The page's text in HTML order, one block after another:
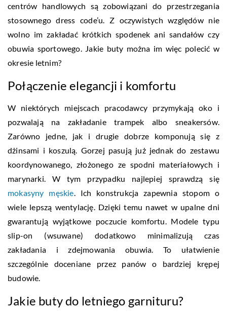
centrów handlowych są zobowiązani do przestrzegania
stosownego dress code’u. Z oczywistych względów nie
wolno im zakładać krótkich spodenek ani sandałów czy
obuwia sportowego. Jakie buty można im więc polecić w
okresie letnim?
Połączenie elegancji i komfortu
W niektórych miejscach pracodawcy przymykają oko i
pozwalają na zakładanie trampek albo sneakersów.
Zarówno jedne, jak i drugie dobrze komponują się z
dżinsami i koszulą. Gorzej pasują już jednak do zestawu
koordynowanego, złożonego ze spodni materiałowych i
marynarki. W tym przypadku najlepiej sprawdzą się
mokasyny męskie . Ich konstrukcja zapewnia stopom o
wiele lepszą wentylację. Dzięki temu nawet w upalne dni
gwarantują wyjątkowe poczucie komfortu. Modele typu
slip-on (wsuwane) dodatkowo minimalizują czas
zakładania i zdejmowania obuwia. To ułatwienie
szczególnie doceniane przez panów o bardziej krępej
budowie.
Jakie buty do letniego garnituru?